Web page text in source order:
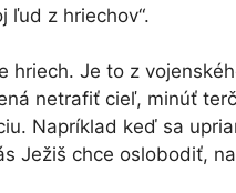
ľud z hriechov“.
hriech. Je to z
netrafiť cieľ, minúť
Napríklad keď sa
Ježiš chce oslobodiť,